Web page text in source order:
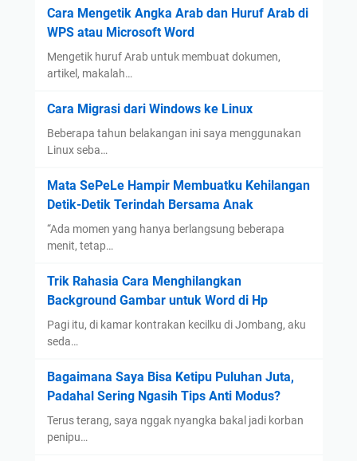
Cara Mengetik Angka Arab dan Huruf Arab di
WPS atau Microsoft Word
Mengetik huruf Arab untuk membuat dokumen,
artikel, makalah…
Cara Migrasi dari Windows ke Linux
Beberapa tahun belakangan ini saya menggunakan
Linux seba…
Mata SePeLe Hampir Membuatku Kehilangan
Detik-Detik Terindah Bersama Anak
“Ada momen yang hanya berlangsung beberapa
menit, tetap…
Trik Rahasia Cara Menghilangkan
Background Gambar untuk Word di Hp
Pagi itu, di kamar kontrakan kecilku di Jombang, aku
seda…
Bagaimana Saya Bisa Ketipu Puluhan Juta,
Padahal Sering Ngasih Tips Anti Modus?
Terus terang, saya nggak nyangka bakal jadi korban
penipu…